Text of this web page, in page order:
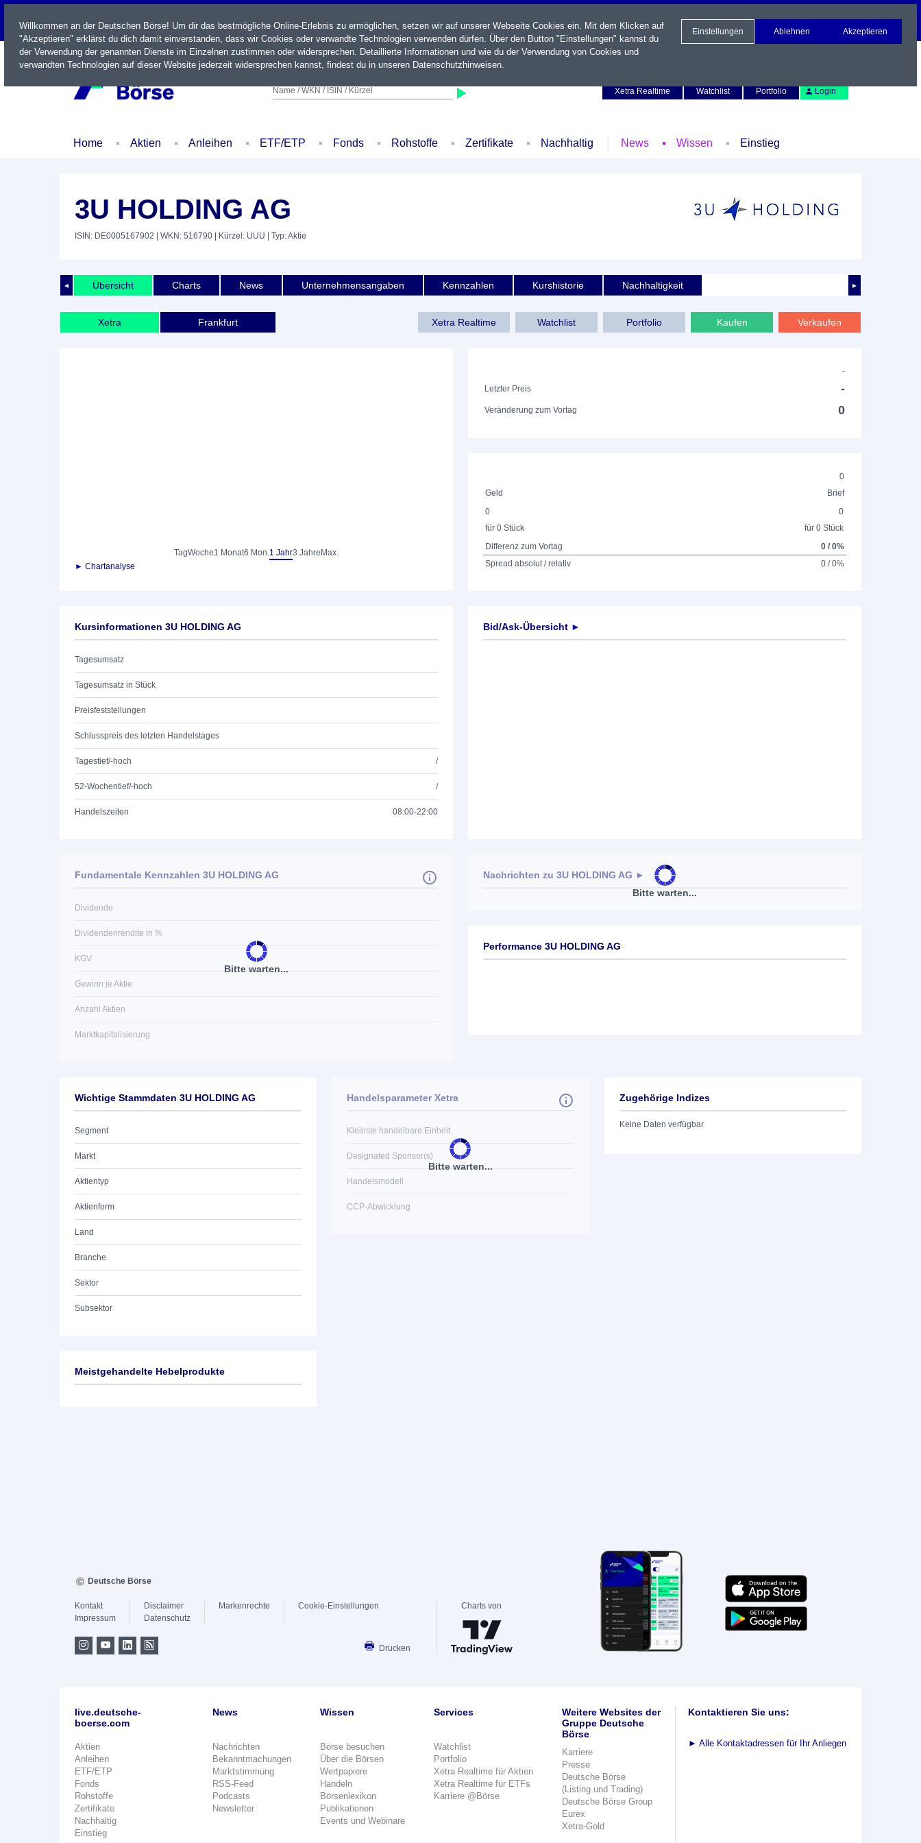
LIVE
Name / WKN / ISIN / Kürzel
Xetra Realtime
Watchlist Portfolio Login
Home Aktien Anleihen ETF/ETP Fonds Rohstoffe Zertifikate Nachhaltig News Wissen Einstieg
3U HOLDING AG
ISIN: DE0005167902 | WKN: 516790 | Kürzel: UUU | Typ: Aktie
◄ ►
Übersicht Charts News Unternehmensangaben Kennzahlen Kurshistorie Nachhaltigkeit
Xetra Frankfurt Xetra Realtime Watchlist Portfolio Kaufen Verkaufen
TagWoche1 Monat6 Mon.1 Jahr3 Jahre Max.
► Chartanalyse
-
Letzter Preis
-
Veränderung zum Vortag 0
0
Geld
Brief
0
für 0 Stück
0
für 0 Stück
Differenz zum Vortag
0 / 0%
Spread absolut / relativ
0 / 0%
Kursinformationen 3U HOLDING AG
Tagesumsatz
Tagesumsatz in Stück
Preisfeststellungen
Schlusspreis des letzten Handelstages
Tagestief/-hoch /
52-Wochentief/-hoch /
Handelszeiten 08:00-22:00
Bid/Ask-Übersicht ►
Bitte warten...
Fundamentale Kennzahlen 3U HOLDING AG
Dividende
Dividendenrendite in %
KGV
Gewinn je Aktie
Anzahl Aktien
Marktkapitalisierung
Bitte warten...
Nachrichten zu 3U HOLDING AG ►
Performance 3U HOLDING AG
Wichtige Stammdaten 3U HOLDING AG
Segment
Markt
Aktientyp
Aktienform
Land
Branche
Sektor
Subsektor
Bitte warten...
Handelsparameter Xetra
Kleinste handelbare Einheit
Designated Sponsor(s)
Handelsmodell
CCP-Abwicklung
Zugehörige Indizes
Keine Daten verfügbar
Meistgehandelte Hebelprodukte
Willkommen an der Deutschen Börse! Um dir das bestmögliche Online-Erlebnis zu ermöglichen, setzen wir auf unserer Webseite Cookies ein. Mit dem Klicken auf
"Akzeptieren" erklärst du dich damit einverstanden, dass wir Cookies oder verwandte Technologien verwenden dürfen. Über den Button "Einstellungen" kannst du
der Verwendung der genannten Dienste im Einzelnen zustimmen oder widersprechen. Detaillierte Informationen und wie du der Verwendung von Cookies und
verwandten Technologien auf dieser Website jederzeit widersprechen kannst, findest du in unseren Datenschutzhinweisen.
Einstellungen Ablehnen Akzeptieren
Deutsche Börse
Kontakt
Impressum
Disclaimer
Datenschutz
Markenrechte Cookie-Einstellungen
Drucken
Charts von
live.deutsche-
boerse.com
Aktien
Anleihen
ETF/ETP
Fonds
Rohstoffe
Zertifikate
Nachhaltig
Einstieg
News
Nachrichten
Bekanntmachungen
Marktstimmung
RSS-Feed
Podcasts
Newsletter
Wissen
Börse besuchen
Über die Börsen
Wertpapiere
Handeln
Börsenlexikon
Publikationen
Events und Webinare
Services
Watchlist
Portfolio
Xetra Realtime für Aktien
Xetra Realtime für ETFs
Karriere @Börse
Weitere Websites der
Gruppe Deutsche
Börse
Karriere
Presse
Deutsche Börse
(Listing und Trading)
Deutsche Börse Group
Eurex
Xetra-Gold
Kontaktieren Sie uns:
► Alle Kontaktadressen für Ihr Anliegen